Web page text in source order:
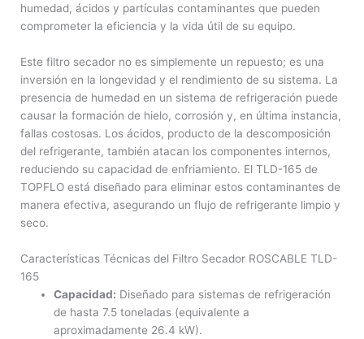
humedad, ácidos y partículas contaminantes que pueden
comprometer la eficiencia y la vida útil de su equipo.
Este filtro secador no es simplemente un repuesto; es una
inversión en la longevidad y el rendimiento de su sistema. La
presencia de humedad en un sistema de refrigeración puede
causar la formación de hielo, corrosión y, en última instancia,
fallas costosas. Los ácidos, producto de la descomposición
del refrigerante, también atacan los componentes internos,
reduciendo su capacidad de enfriamiento. El TLD-165 de
TOPFLO está diseñado para eliminar estos contaminantes de
manera efectiva, asegurando un flujo de refrigerante limpio y
seco.
Características Técnicas del Filtro Secador ROSCABLE TLD-
165
Capacidad: Diseñado para sistemas de refrigeración
de hasta 7.5 toneladas (equivalente a
aproximadamente 26.4 kW).